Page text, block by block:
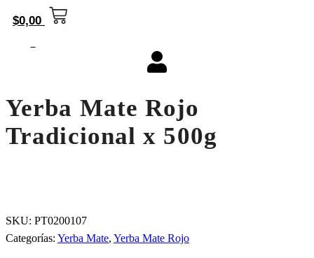
$0,00
Yerba Mate Rojo
Tradicional x 500g
SKU: PT0200107
Categorías: Yerba Mate, Yerba Mate Rojo